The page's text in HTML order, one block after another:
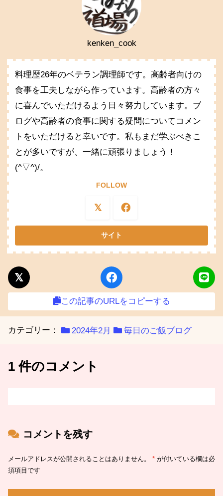
kenken_cook
料理歴26年のベテラン調理師です。高齢者向けの
食事を工夫しながら作っています。高齢者の方々
に喜んでいただけるよう日々努力しています。ブ
ログや高齢者の食事に関する疑問についてコメン
トをいただけると幸いです。私もまだ学ぶべきこ
とが多いですが、一緒に頑張りましょう！
(^▽^)/。
FOLLOW
この記事のURLをコピーする
カテゴリー： 2024年2月 毎日のご飯ブログ
1 件のコメント
コメントを残す
メールアドレスが公開されることはありません。 * が付いている欄は必
須項目です